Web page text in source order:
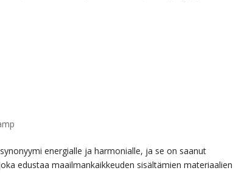
energialle ja harmonialle, ja se on saanut
edustaa maailmankaikkeuden sisältämien materiaalien